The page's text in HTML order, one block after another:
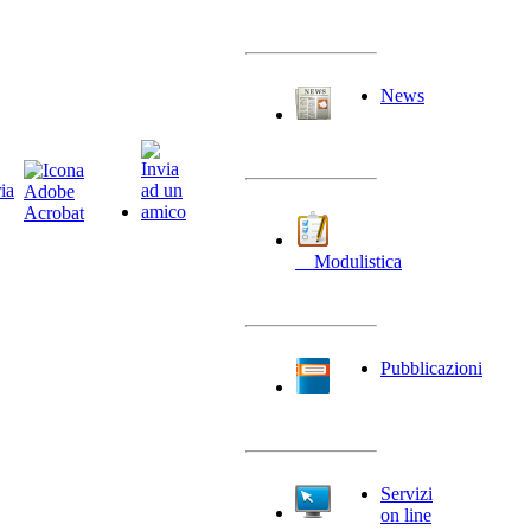
News
__Modulistica
Pubblicazioni
Servizi
on line